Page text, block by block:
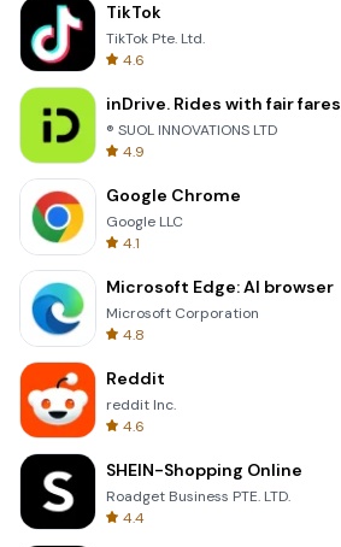
TikTok
TikTok Pte. Ltd.
4.6
inDrive. Rides with fair fares
® SUOL INNOVATIONS LTD
4.9
Google Chrome
Google LLC
4.1
Microsoft Edge: AI browser
Microsoft Corporation
4.8
Reddit
reddit Inc.
4.6
SHEIN-Shopping Online
Roadget Business PTE. LTD.
4.4